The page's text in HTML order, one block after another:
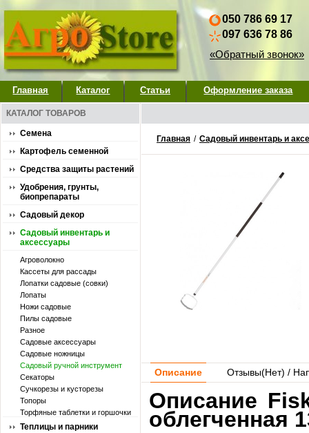
050 786 69 17
097 636 78 86
«Обратный звонок»
Главная Каталог Статьи Оформление заказа
КАТАЛОГ ТОВАРОВ
Семена
Картофель семенной
Средства защиты растений
Удобрения, грунты,
биопрепараты
Садовый декор
Садовый инвентарь и
аксессуары
Агроволокно
Кассеты для рассады
Лопатки садовые (совки)
Лопаты
Ножи садовые
Пилы садовые
Разное
Садовые аксессуары
Садовые ножницы
Садовый ручной инструмент
Секаторы
Сучкорезы и кусторезы
Топоры
Торфяные таблетки и горшочки
Теплицы и парники
Главная / Садовый инвентарь и
Описание Отзывы(Нет) /
Описание
облегченная